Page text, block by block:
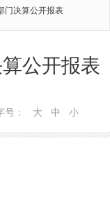
门决算公开报表
公开报表
号： 大 中 小